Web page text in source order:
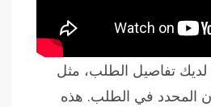
تفاصيل الطلب، مثل
المحدد في الطلب. هذه